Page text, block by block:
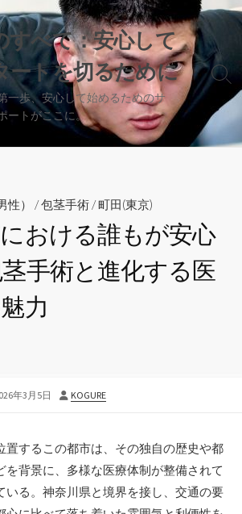
すべて：安心して
ートを切るために
一歩、安心して始めるためのサ
ートがここに。
検
索
切
り
替
性） /包茎手術 /町田(東京)
おける誰もが安心
手術と進化する医
力
年3月5日
投
KOGURE
置するこの都市は、その独自の歴史や都
を背景に、多様な医療体制が整備されて
る。 神奈川県と境界を接し、交通の要